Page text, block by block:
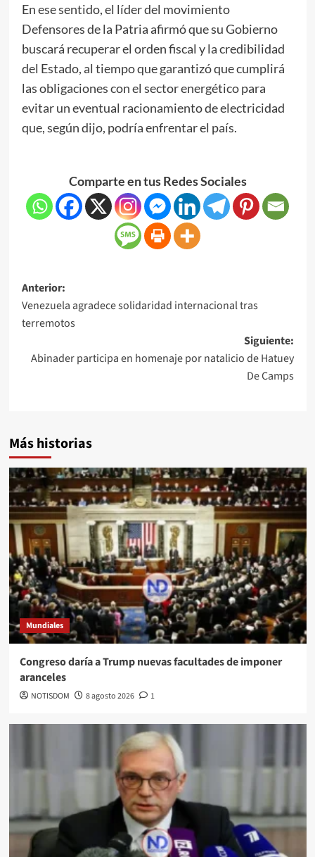
En ese sentido, el líder del movimiento
Defensores de la Patria afirmó que su Gobierno
buscará recuperar el orden fiscal y la credibilidad
del Estado, al tiempo que garantizó que cumplirá
las obligaciones con el sector energético para
evitar un eventual racionamiento de electricidad
que, según dijo, podría enfrentar el país.
Comparte en tus Redes Sociales
Anterior:
Venezuela agradece solidaridad internacional tras
terremotos
Siguiente:
Abinader participa en homenaje por natalicio de Hatuey
De Camps
Más historias
Mundiales
Congreso daría a Trump nuevas facultades de imponer
aranceles
NOTISDOM 8 agosto 2026 1